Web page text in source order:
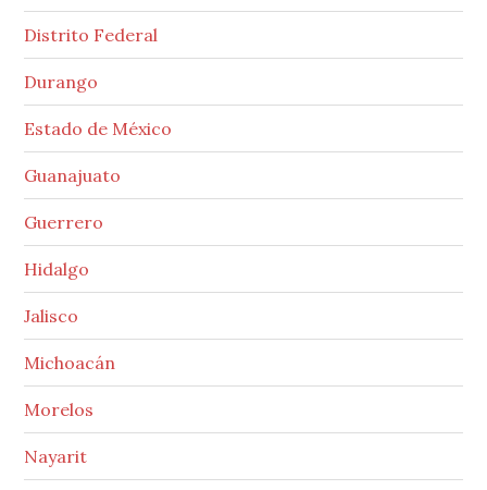
Distrito Federal
Durango
Estado de México
Guanajuato
Guerrero
Hidalgo
Jalisco
Michoacán
Morelos
Nayarit